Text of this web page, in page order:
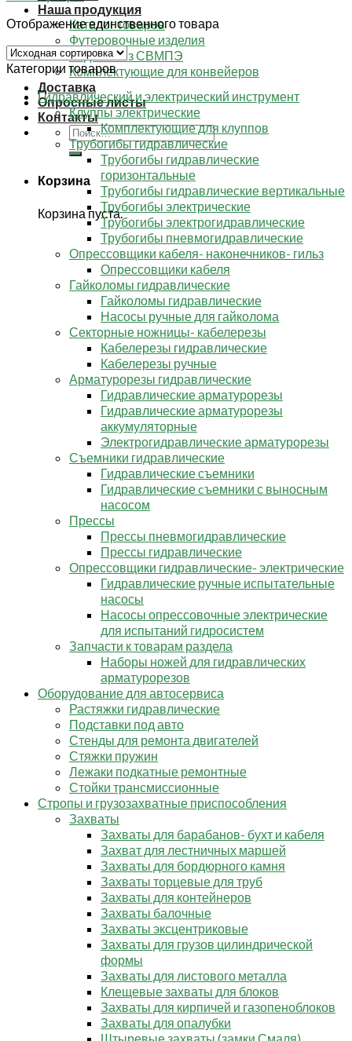
Наша продукция
Каталог товаров
Футеровочные изделия
Изделия из СВМПЭ
Комплектующие для конвейеров
Доставка
Опросные листы
Контакты
Искать:
Корзина
Корзина пуста.
Отображение единственного товара
Категории товаров
Гидравлический и электрический инструмент
Клуппы электрические
Комплектующие для клуппов
Трубогибы гидравлические
Трубогибы гидравлические
горизонтальные
Трубогибы гидравлические вертикальные
Трубогибы электрические
Трубогибы электрогидравлические
Трубогибы пневмогидравлические
Опрессовщики кабеля- наконечников- гильз
Опрессовщики кабеля
Гайколомы гидравлические
Гайколомы гидравлические
Насосы ручные для гайколома
Секторные ножницы- кабелерезы
Кабелерезы гидравлические
Кабелерезы ручные
Арматурорезы гидравлические
Гидравлические арматурорезы
Гидравлические арматурорезы
аккумуляторные
Электрогидравлические арматурорезы
Съемники гидравлические
Гидравлические съемники
Гидравлические cъемники с выносным
насосом
Прессы
Прессы пневмогидравлические
Прессы гидравлические
Опрессовщики гидравлические- электрические
Гидравлические ручные испытательные
насосы
Насосы опрессовочные электрические
для испытаний гидросистем
Запчасти к товарам раздела
Наборы ножей для гидравлических
арматурорезов
Оборудование для автосервиса
Растяжки гидравлические
Подставки под авто
Стенды для ремонта двигателей
Стяжки пружин
Лежаки подкатные ремонтные
Стойки трансмиссионные
Стропы и грузозахватные приспособления
Захваты
Захваты для барабанов- бухт и кабеля
Захват для лестничных маршей
Захваты для бордюрного камня
Захваты торцевые для труб
Захваты для контейнеров
Захваты балочные
Захваты эксцентриковые
Захваты для грузов цилиндрической
формы
Захваты для листового металла
Клещевые захваты для блоков
Захваты для кирпичей и газопеноблоков
Захваты для опалубки